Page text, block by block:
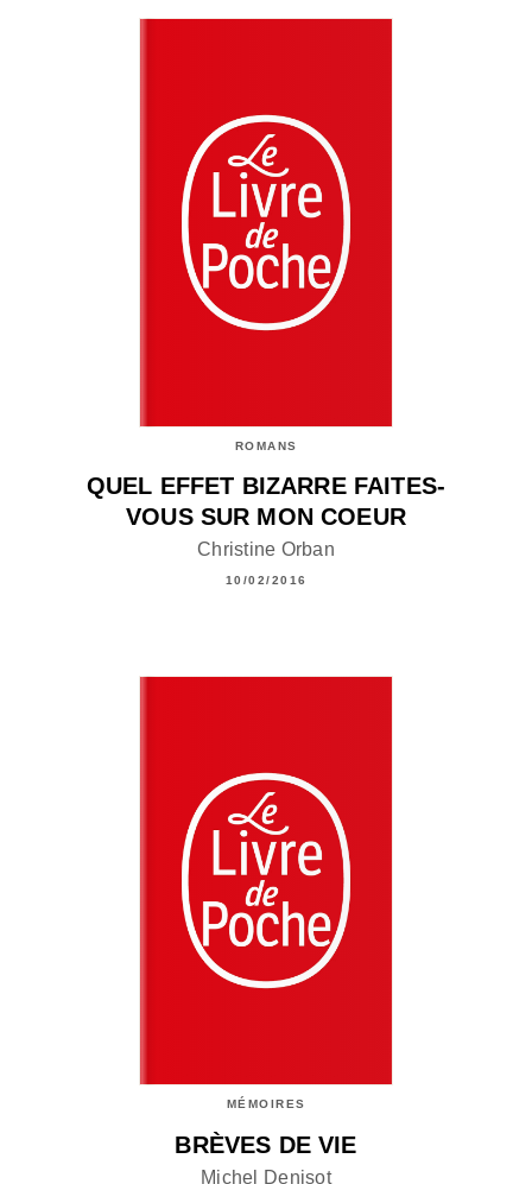
ROMANS
QUEL EFFET BIZARRE FAITES-
VOUS SUR MON COEUR
Christine Orban
10/02/2016
MÉMOIRES
BRÈVES DE VIE
Michel Denisot